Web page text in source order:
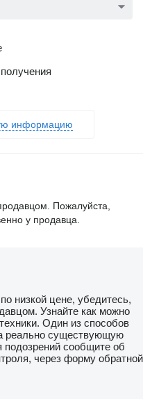
информацию
Пожалуйста,
у продавца.
низкой цене, убедитесь,
Узнайте как можно
Один из способов
реально существующую
подозрений сообщите об
через форму обратной